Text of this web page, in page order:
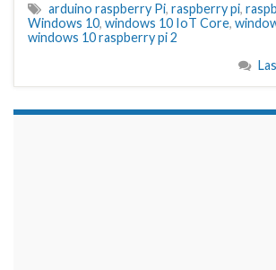
arduino raspberry Pi, raspberry pi,
Windows 10, windows 10 IoT Core,
windows 10 raspberry pi 2